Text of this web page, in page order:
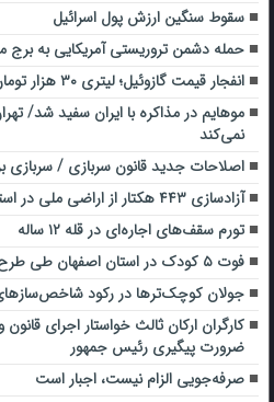
سقوط سنگین ارزش پول اسرائیل
حمله دشمن تروریستی آمریکایی به برج
انفجار قیمت گازوئیل؛ لیتری ۳۰ هزار تومان واقعاً شروع شد
موهایم در مذاکره با ایران سفید شد/
نمی‌کند
اصلاحات جدید قانون سربازی / سربازی
آزادسازی ۴۴۳ هکتار از اراضی ملی در استان تهران
تورم سقف‌های اجاره‌ای در قله ۱۲ ساله
فوت ۵ کودک در استان اصفهان طی طرح نوروزی
جولان کوچک‌ترها در رکود شاخص‌سازهای
کارگران ارکان ثالث خواستار اجرای
ضرورت پیگیری رئیس جمهور
صرفه‌جویی الزام نیست، اجبار است